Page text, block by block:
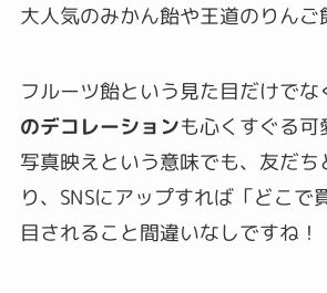
大人気のみかん飴や王道のりんご
フルーツ飴という見た目だけでな
のデコレーションも心くすぐる可
写真映えという意味でも、友だち
り、SNSにアップすれば「どこで
目されること間違いなしですね！